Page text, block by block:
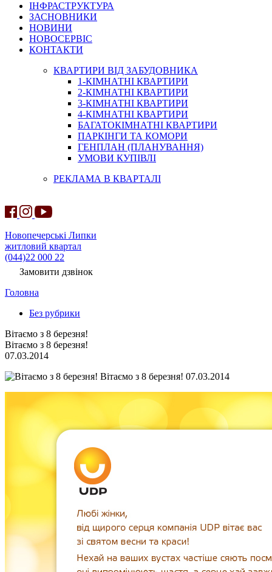
ІНФРАСТРУКТУРА
ЗАСНОВНИКИ
НОВИНИ
НОВОСЕРВІС
КОНТАКТИ
КВАРТИРИ ВІД ЗАБУДОВНИКА
1-КІМНАТНІ КВАРТИРИ
2-КІМНАТНІ КВАРТИРИ
3-КІМНАТНІ КВАРТИРИ
4-КІМНАТНІ КВАРТИРИ
БАГАТОКІМНАТНІ КВАРТИРИ
ПАРКІНГИ ТА КОМОРИ
ГЕНПЛАН (ПЛАНУВАННЯ)
УМОВИ КУПІВЛІ
РЕКЛАМА В КВАРТАЛІ
Новопечерські Липки
житловий квартал
(044)22 000 22
Замовити дзвінок
Головна
Без рубрики
Вітаємо з 8 березня!
Вітаємо з 8 березня!
07.03.2014
Вітаємо з 8 березня! 07.03.2014